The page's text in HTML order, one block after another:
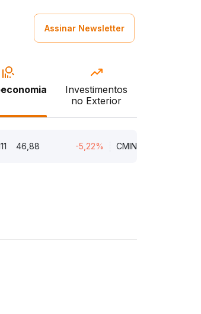
Assinar Newsletter
Investimentos
no Exterior
-5,22% CMIN3 5,45